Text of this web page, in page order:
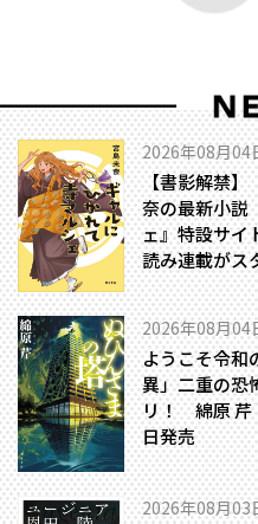
2026年08月04
【書影解禁】
奈の最新小説
ェ』特設サイ
読み連載がス
2026年08月04
ようこそ令和
異」二重の恐
リ！ 綿原 芹
日発売
2026年08月03